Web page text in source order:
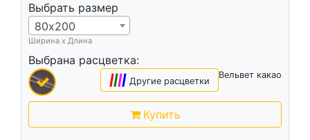
Выбрать размер
80х200
Ширина х Длина
Выбрана расцветка:
Вельвет какао
|||| Другие расцветки
Купить